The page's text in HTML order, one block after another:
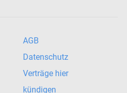
AGB
Datenschutz
Verträge hier
kündigen